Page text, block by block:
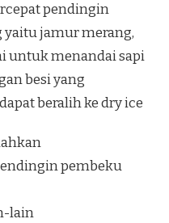
pendingin
yaitu jamur merang,
untuk menandai sapi
besi yang
beralih ke dry ice
pembeku
lain